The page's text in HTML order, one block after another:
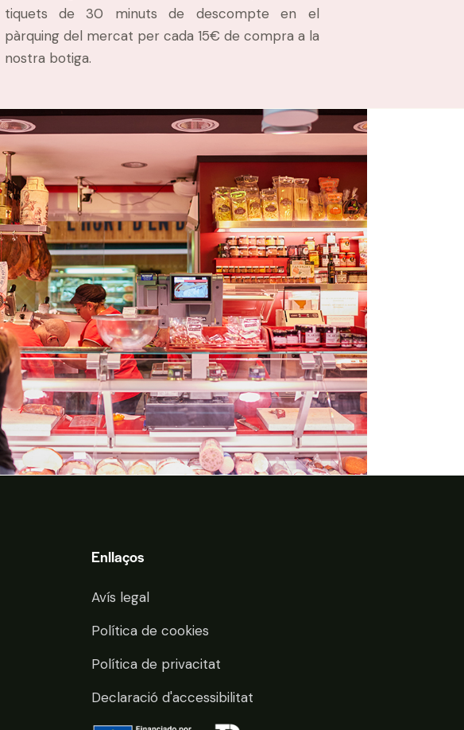
tiquets de 30 minuts de descompte en el
pàrquing del mercat per cada 15€ de compra a la
nostra botiga.
Enllaços
Avís legal
Política de cookies
Política de privacitat
Declaració d'accessibilitat